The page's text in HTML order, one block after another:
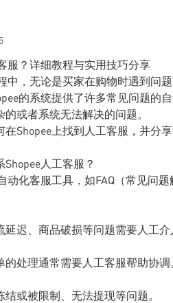
服？详细教程与实用技巧分享
中，无论是买家在购物时遇到问
的系统提供了许多常见问题的
或者系统无法解决的问题。
在Shopee上找到人工客服，并分
人工客服？
动化客服工具，如FAQ（常见问
延迟、商品破损等问题需要人工介
的处理通常需要人工客服帮助协调
或被限制、无法提现等问题。